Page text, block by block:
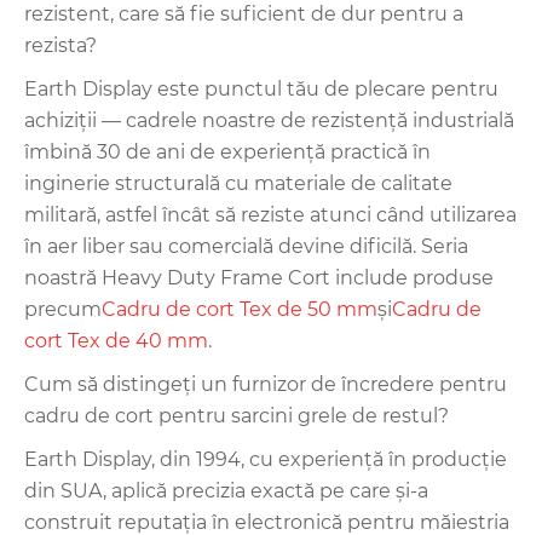
rezistent, care să fie suficient de dur pentru a
rezista?
Earth Display este punctul tău de plecare pentru
achiziții — cadrele noastre de rezistență industrială
îmbină 30 de ani de experiență practică în
inginerie structurală cu materiale de calitate
militară, astfel încât să reziste atunci când utilizarea
în aer liber sau comercială devine dificilă. Seria
noastră Heavy Duty Frame Cort include produse
precumCadru de cort Tex de 50 mmşiCadru de
cort Tex de 40 mm.
Cum să distingeți un furnizor de încredere pentru
cadru de cort pentru sarcini grele de restul?
Earth Display, din 1994, cu experiență în producție
din SUA, aplică precizia exactă pe care și-a
construit reputația în electronică pentru măiestria